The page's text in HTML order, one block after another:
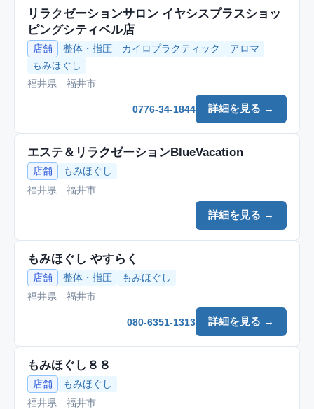
リラクゼーションサロン イヤシスプラスショッ
ピングシティベル店
店舗 整体・指圧 カイロプラクティック
アロマ
もみほぐし
福井県 福井市
詳細を見る →
0776-34-1844
エステ＆リラクゼーションBlueVacation
店舗
もみほぐし
福井県 福井市
詳細を見る →
もみほぐし やすらく
店舗 整体・指圧
もみほぐし
福井県 福井市
詳細を見る →
080-6351-1313
もみほぐし８８
店舗
もみほぐし
福井県 福井市